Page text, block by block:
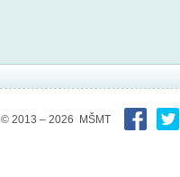
© 2013 – 2026 MŠMT